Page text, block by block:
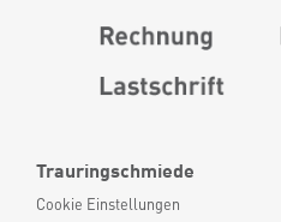
Trauringschmiede
Cookie Einstellungen